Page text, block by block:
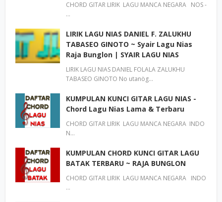
CHORD GITAR LIRIK LAGU MANCA NEGARA NOS -
…
LIRIK LAGU NIAS DANIEL F. ZALUKHU
TABASEO GINOTO ~ Syair Lagu Nias
Raja Bunglon | SYAIR LAGU NIAS
LIRIK LAGU NIAS DANIEL FOLALA ZALUKHU
TABASEO GINOTO No utanög…
KUMPULAN KUNCI GITAR LAGU NIAS -
Chord Lagu Nias Lama & Terbaru
CHORD GITAR LIRIK LAGU MANCA NEGARA INDO
N…
KUMPULAN CHORD KUNCI GITAR LAGU
BATAK TERBARU ~ RAJA BUNGLON
CHORD GITAR LIRIK LAGU MANCA NEGARA INDO
…